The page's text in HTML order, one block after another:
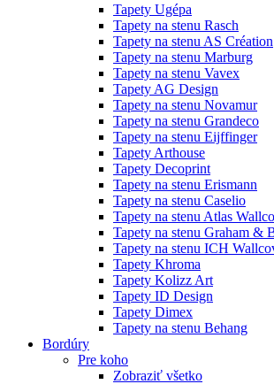
Tapety Ugépa
Tapety na stenu Rasch
Tapety na stenu AS Création
Tapety na stenu Marburg
Tapety na stenu Vavex
Tapety AG Design
Tapety na stenu Novamur
Tapety na stenu Grandeco
Tapety na stenu Eijffinger
Tapety Arthouse
Tapety Decoprint
Tapety na stenu Erismann
Tapety na stenu Caselio
Tapety na stenu Atlas
Tapety na stenu Graham &
Tapety na stenu ICH
Tapety Khroma
Tapety Kolizz Art
Tapety ID Design
Tapety Dimex
Tapety na stenu Behang
Bordúry
Pre koho
Zobraziť všetko